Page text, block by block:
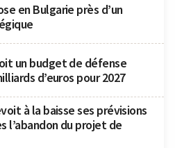
en Bulgarie près d’un
un budget de défense
d’euros pour 2027
à la baisse ses prévisions
l’abandon du projet de